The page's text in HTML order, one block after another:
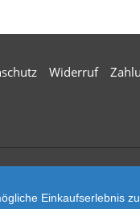
Widerruf
Einkaufserlebnis zu